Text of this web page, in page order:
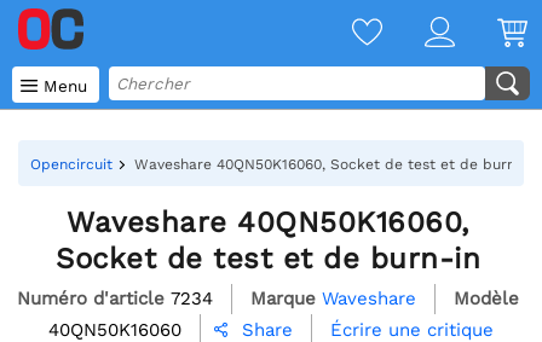
 Menu
Opencircuit Waveshare 40QN50K16060, Socket de test et de burn-in
Waveshare 40QN50K16060,
Socket de test et de burn-in
Numéro d'article 7234 Marque Waveshare
Modèle
40QN50K16060
 Share Écrire une critique